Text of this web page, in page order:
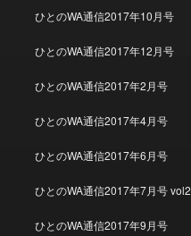
ひとのWA通信2017年10月号
ひとのWA通信2017年12月号
ひとのWA通信2017年2月号
ひとのWA通信2017年4月号
ひとのWA通信2017年6月号
ひとのWA通信2017年7月号 vol2
ひとのWA通信2017年9月号